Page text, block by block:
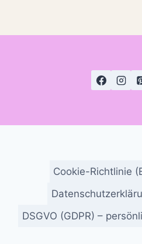
Cookie-Richtlinie
DSGVO (GDPR) –